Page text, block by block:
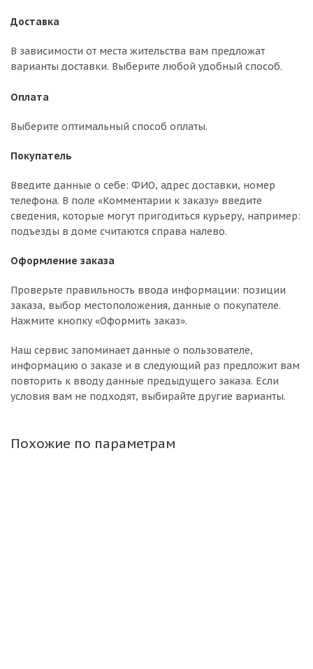
Доставка
В зависимости от места жительства вам предложат
варианты доставки. Выберите любой удобный способ.
Оплата
Выберите оптимальный способ оплаты.
Покупатель
Введите данные о себе: ФИО, адрес доставки, номер
телефона. В поле «Комментарии к заказу» введите
сведения, которые могут пригодиться курьеру, например:
подъезды в доме считаются справа налево.
Оформление заказа
Проверьте правильность ввода информации: позиции
заказа, выбор местоположения, данные о покупателе.
Нажмите кнопку «Оформить заказ».
Наш сервис запоминает данные о пользователе,
информацию о заказе и в следующий раз предложит вам
повторить к вводу данные предыдущего заказа. Если
условия вам не подходят, выбирайте другие варианты.
Похожие по параметрам